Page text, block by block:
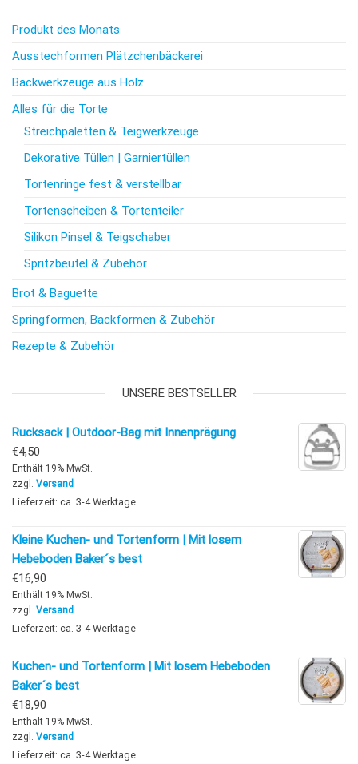
Produkt des Monats
Ausstechformen Plätzchenbäckerei
Backwerkzeuge aus Holz
Alles für die Torte
Streichpaletten & Teigwerkzeuge
Dekorative Tüllen | Garniertüllen
Tortenringe fest & verstellbar
Tortenscheiben & Tortenteiler
Silikon Pinsel & Teigschaber
Spritzbeutel & Zubehör
Brot & Baguette
Springformen, Backformen & Zubehör
Rezepte & Zubehör
UNSERE BESTSELLER
Rucksack | Outdoor-Bag mit Innenprägung
€4,50
Enthält 19% MwSt.
zzgl. Versand
Lieferzeit: ca. 3-4 Werktage
Kleine Kuchen- und Tortenform | Mit losem
Hebeboden Baker´s best
€16,90
Enthält 19% MwSt.
zzgl. Versand
Lieferzeit: ca. 3-4 Werktage
Kuchen- und Tortenform | Mit losem Hebeboden
Baker´s best
€18,90
Enthält 19% MwSt.
zzgl. Versand
Lieferzeit: ca. 3-4 Werktage